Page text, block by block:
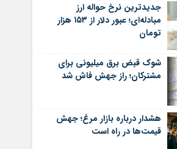
جدیدترین نرخ حواله ارز
مبادله‌ای؛ عبور دلار از ۱۵۳ هزار
تومان
شوک قبض برق میلیونی برای
مشترکان؛ راز جهش فاش شد
هشدار درباره بازار مرغ؛ جهش
قیمت‌ها در راه است